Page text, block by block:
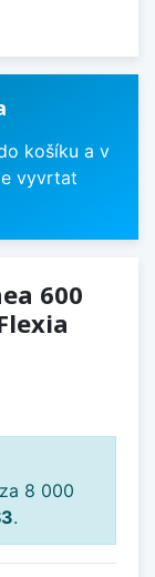
košíku a v
vyvrtat
600
8 000
.